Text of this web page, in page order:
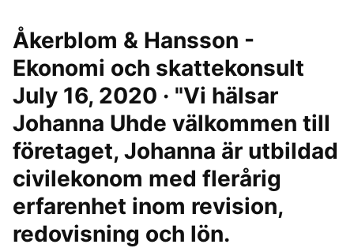
Åkerblom & Hansson -
Ekonomi och skattekonsult
July 16, 2020 · "Vi hälsar
Johanna Uhde välkommen till
företaget, Johanna är utbildad
civilekonom med flerårig
erfarenhet inom revision,
redovisning och lön.